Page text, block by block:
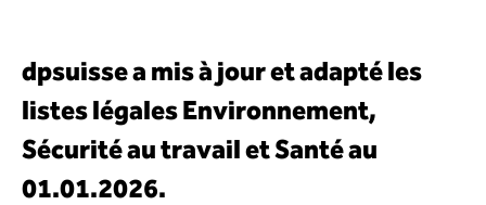
dpsuisse a mis à jour et adapté les
listes légales Environnement,
Sécurité au travail et Santé au
01.01.2026.